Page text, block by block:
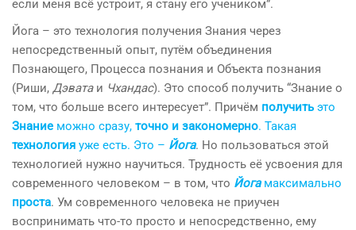
если меня всё устроит, я стану его учеником”.
Йога – это технология получения Знания через
непосредственный опыт, путём объединения
Познающего, Процесса познания и Объекта познания
(Риши, Дэватаи Чхандас). Это способ получить “Знание о
том, что больше всего интересует”. Причём получить это
Знание можно сразу, точно и закономерно. Такая
технология уже есть. Это – Йога. Но пользоваться этой
технологией нужно научиться. Трудность её усвоения для
современного человеком – в том, что Йогамаксимально
проста. Ум современного человека не приучен
воспринимать что-то просто и непосредственно, ему